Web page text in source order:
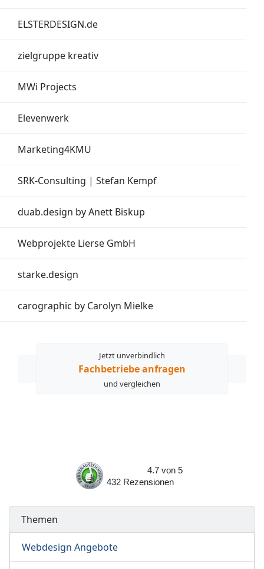
ELSTERDESIGN.de
zielgruppe kreativ
MWi Projects
Elevenwerk
Marketing4KMU
SRK-Consulting | Stefan Kempf
duab.design by Anett Biskup
Webprojekte Lierse GmbH
starke.design
carographic by Carolyn Mielke
Jetzt unverbindlich
Fachbetriebe anfragen
und vergleichen
4.7 von 5
432
Rezensionen
Themen
Webdesign Angebote